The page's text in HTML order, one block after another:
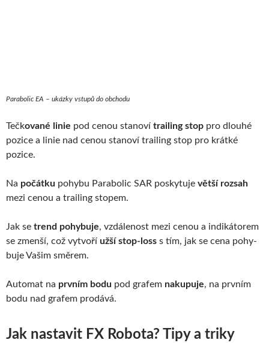
Parabolic EA – ukázky vstupů do obchodu
Teč­ko­vané linie pod cenou sta­noví trai­ling stop pro dlouhé
pozice a linie nad cenou sta­noví trai­ling stop pro krátké
pozice.
Na počátku pohybu Para­bo­lic SAR posky­tuje větší roz­sah
mezi cenou a trai­ling sto­pem.
Jak se trend pohy­buje, vzdá­le­nost mezi cenou a indi­ká­to­rem
se zmenší, což vytvoří užší stop-loss s tím, jak se cena pohy­
buje Vašim směrem.
Automat na prv­ním bodu pod gra­fem naku­puje, na prv­ním
bodu nad gra­fem prodává.
Jak nastavit FX Robota? Tipy a triky